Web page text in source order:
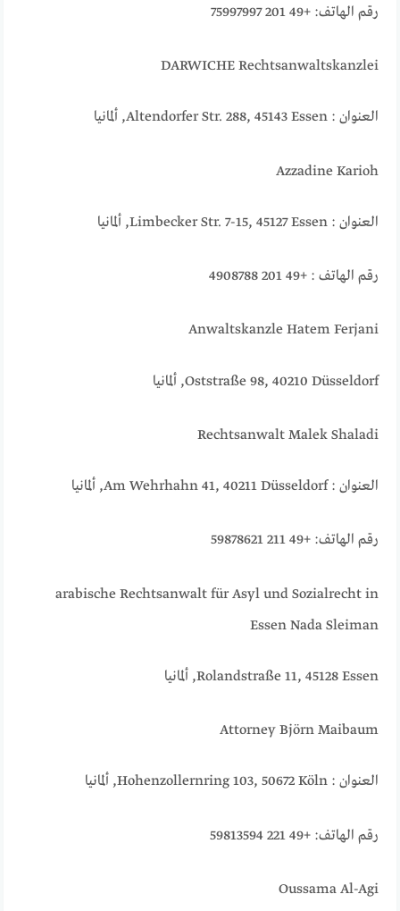
رقم الهاتف: +49 201 75997997
DARWICHE Rechtsanwaltskanzlei
العنوان : Altendorfer Str. 288, 45143 Essen, ألمانيا
Azzadine Karioh
العنوان : Limbecker Str. 7-15, 45127 Essen, ألمانيا
رقم الهاتف : +49 201 4908788
Anwaltskanzle Hatem Ferjani
Oststraße 98, 40210 Düsseldorf, ألمانيا
Rechtsanwalt Malek Shaladi
العنوان : Am Wehrhahn 41, 40211 Düsseldorf, ألمانيا
رقم الهاتف: +49 211 59878621
arabische Rechtsanwalt für Asyl und Sozialrecht in
Essen Nada Sleiman
Rolandstraße 11, 45128 Essen, ألمانيا
Attorney Björn Maibaum
العنوان : Hohenzollernring 103, 50672 Köln, ألمانيا
رقم الهاتف: +49 221 59813594
Oussama Al-Agi